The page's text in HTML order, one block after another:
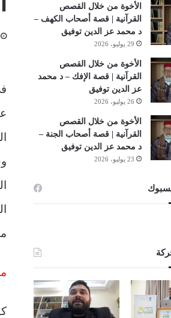
الأخوة من خلال القصص
القرآنية | قصة أصحاب الكهف –
د محمد عز الدين توفيق
29 يوليو، 2026
الأخوة من خلال القصص
القرآنية | قصة الإفك – د محمد
عز الدين توفيق
26 يوليو، 2026
الأخوة من خلال القصص
القرآنية | قصة أصحاب الجنة –
د محمد عز الدين توفيق
23 يوليو، 2026